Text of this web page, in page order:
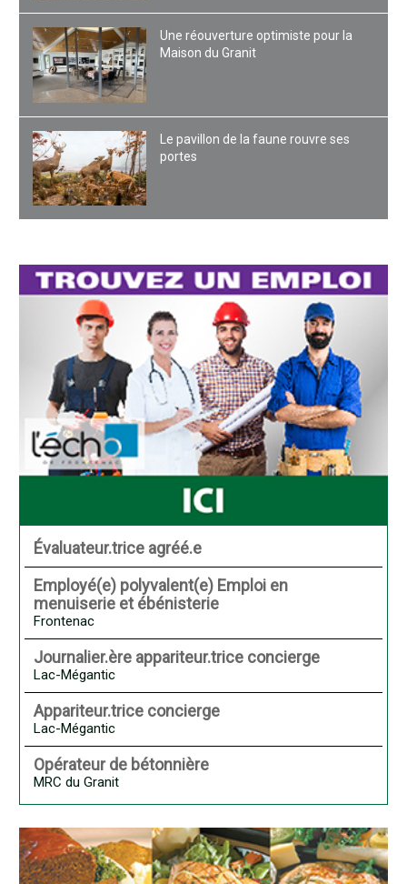
Une réouverture optimiste pour la
Maison du Granit
Le pavillon de la faune rouvre ses
portes
Évaluateur.trice agréé.e
Employé(e) polyvalent(e) Emploi en
menuiserie et ébénisterie
Frontenac
Journalier.ère appariteur.trice concierge
Lac-Mégantic
Appariteur.trice concierge
Lac-Mégantic
Opérateur de bétonnière
MRC du Granit